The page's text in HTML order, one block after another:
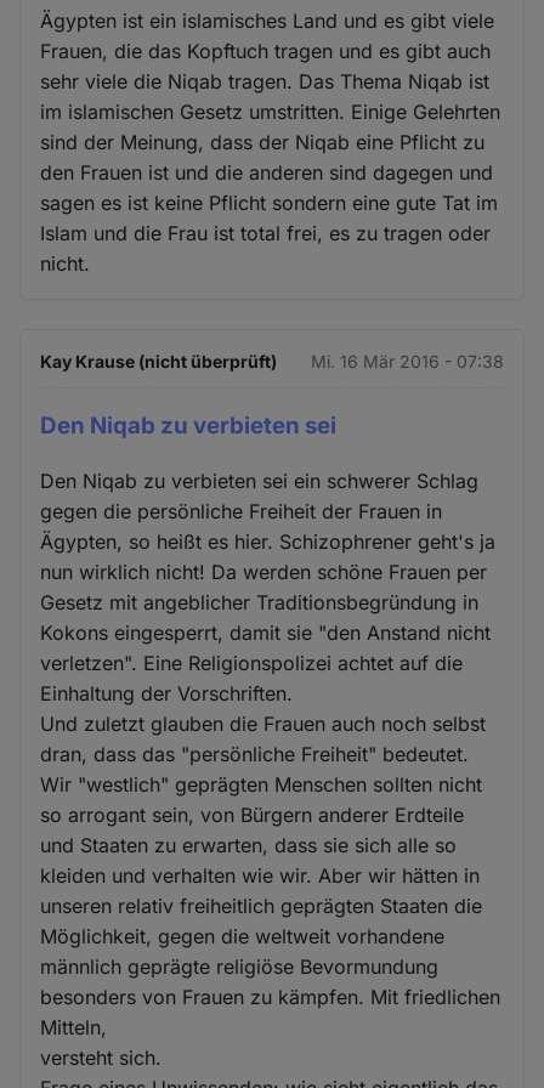
Ägypten ist ein islamisches Land und es gibt viele
Frauen, die das Kopftuch tragen und es gibt auch
sehr viele die Niqab tragen. Das Thema Niqab ist
im islamischen Gesetz umstritten. Einige Gelehrten
sind der Meinung, dass der Niqab eine Pflicht zu
den Frauen ist und die anderen sind dagegen und
sagen es ist keine Pflicht sondern eine gute Tat im
Islam und die Frau ist total frei, es zu tragen oder
nicht.
Kay Krause (nicht überprüft) Mi. 16 Mär 2016 - 07:38
Den Niqab zu verbieten sei
Den Niqab zu verbieten sei ein schwerer Schlag
gegen die persönliche Freiheit der Frauen in
Ägypten, so heißt es hier. Schizophrener geht's ja
nun wirklich nicht! Da werden schöne Frauen per
Gesetz mit angeblicher Traditionsbegründung in
Kokons eingesperrt, damit sie "den Anstand nicht
verletzen". Eine Religionspolizei achtet auf die
Einhaltung der Vorschriften.
Und zuletzt glauben die Frauen auch noch selbst
dran, dass das "persönliche Freiheit" bedeutet.
Wir "westlich" geprägten Menschen sollten nicht
so arrogant sein, von Bürgern anderer Erdteile
und Staaten zu erwarten, dass sie sich alle so
kleiden und verhalten wie wir. Aber wir hätten in
unseren relativ freiheitlich geprägten Staaten die
Möglichkeit, gegen die weltweit vorhandene
männlich geprägte religiöse Bevormundung
besonders von Frauen zu kämpfen. Mit friedlichen
Mitteln,
versteht sich.